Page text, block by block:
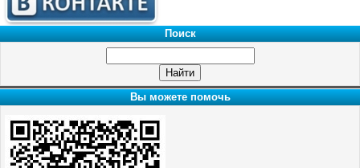
Поиск
Вы можете помочь